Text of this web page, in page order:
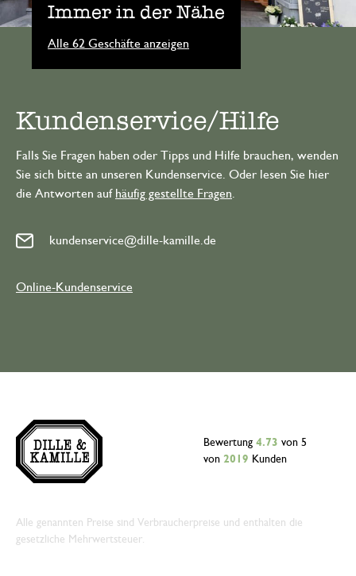
Immer in der Nähe
Alle 62 Geschäfte anzeigen
Kundenservice/Hilfe
Falls Sie Fragen haben oder Tipps und Hilfe brauchen, wenden
Sie sich bitte an unseren Kundenservice. Oder lesen Sie hier
die Antworten auf häufig gestellte Fragen
kundenservice@dille-kamille.de
Online-Kundenservice
Bewertung 4.73 von 5
von 2019 Kunden
Alle genannten Preise sind Verbraucherpreise und enthalten die
gesetzliche Mehrwertsteuer.